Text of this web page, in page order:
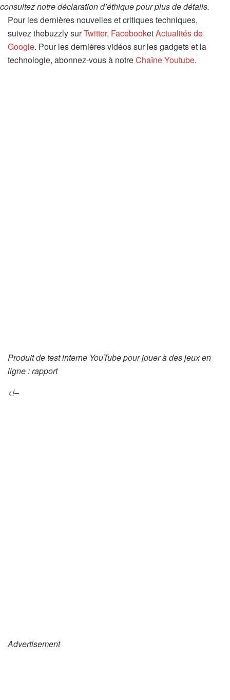
consultez notre déclaration d’éthique pour plus de détails.
Pour les dernières nouvelles et critiques techniques,
suivez thebuzzly surTwitter, FacebooketActualités de
Google. Pour les dernières vidéos sur les gadgets et la
technologie, abonnez-vous à notreChaîne Youtube.
Produit de test interne YouTube pour jouer à des jeux en
ligne : rapport
<!–
Advertisement